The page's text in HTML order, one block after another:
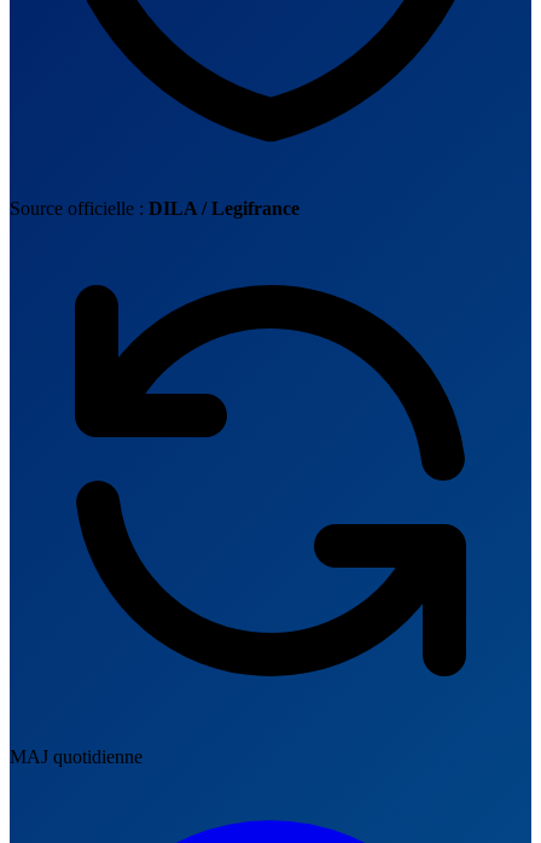
Source officielle : DILA / Legifrance
MAJ quotidienne